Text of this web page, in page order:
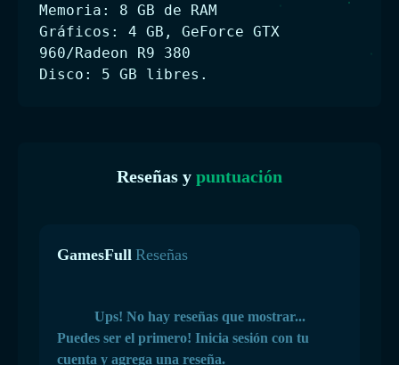
Memoria: 8 GB de RAM
Gráficos: 4 GB, GeForce GTX
960/Radeon R9 380
Disco: 5 GB libres.
Reseñas y puntuación
GamesFull Reseñas
Ups! No hay reseñas que mostrar...
Puedes ser el primero! Inicia sesión con tu
cuenta y agrega una reseña.